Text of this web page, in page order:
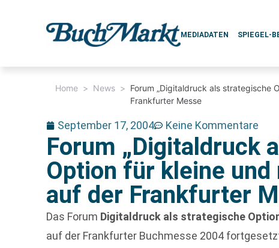
MEDIADATEN SPIEGEL-
Home > News > Forum „Digitaldruck als strategische
Frankfurter Messe
September 17, 2004 Keine Kommentare
Forum „Digitaldruck
Option für kleine
auf der Frankfurter
Das Forum Digitaldruck als strategische
auf der Frankfurter Buchmesse 2004